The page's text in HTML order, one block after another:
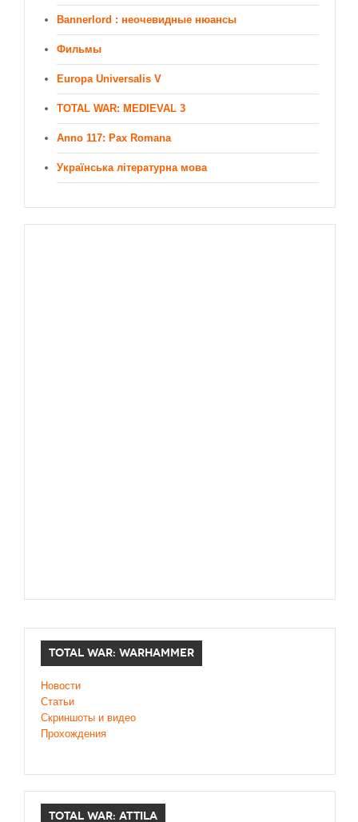
Bannerlord : неочевидные нюансы
Фильмы
Europa Universalis V
TOTAL WAR: MEDIEVAL 3
Anno 117: Pax Romana
Українська літературна мова
TOTAL WAR: WARHAMMER
Новости
Статьи
Скриншоты и видео
Прохождения
TOTAL WAR: ATTILA